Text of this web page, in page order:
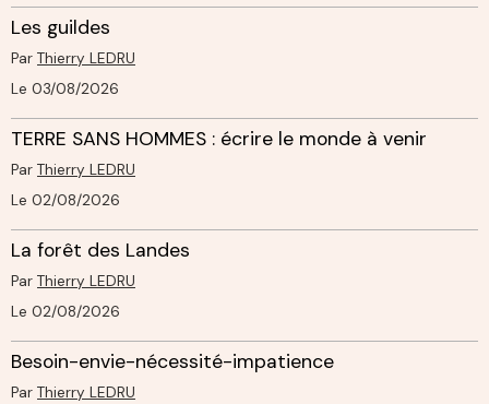
Les guildes
Par Thierry LEDRU
Le 03/08/2026
TERRE SANS HOMMES : écrire le monde à venir
Par Thierry LEDRU
Le 02/08/2026
La forêt des Landes
Par Thierry LEDRU
Le 02/08/2026
Besoin-envie-nécessité-impatience
Par Thierry LEDRU